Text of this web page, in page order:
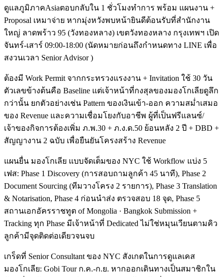
ดูแลภูมิภาคAsiaตอบกลับใน 1 ชั่วโมงทำการ พร้อม แผนงาน +
Proposal เหมาจ่าย หากมุ่งหวังพบหน้ายินดีต้อนรับที่สำนักงาน
ใหญ่ ลาดพร้าว 95 (วังทองหลาง) เขตวังทองหลาง กรุงเทพฯ เปิด
จันทร์-เสาร์ 09:00-18:00 (นัดหมายก่อนถึงกำหนดทาง LINE เพื่อ
สงวนเวลา Senior Advisor )
ต้องมี Work Permit จากกระทรวงแรงงาน + Invitation ใช้ 30 วัน
ตัวเลขข้างต้นคือ Baseline แต่เจ้าหน้าที่กงสุลของมองโกเลียดูลึก
กว่านั้น ยกตัวอย่างเช่น Pattern ของเงินเข้า-ออก ความสม่ำเสมอ
ของ Revenue และความเชื่อมโยงกับอาชีพ ผู้ที่เป็นฟรีแลนซ์/
เจ้าของกิจการต้องเพิ่ม ภ.พ.30 + ภ.ง.ด.50 ย้อนหลัง 2 ปี + DBD +
สัญญางาน 2 ฉบับ เพื่อยืนยันโครงสร้าง Revenue
แผนยื่น มองโกเลีย แบบจัดเต็มของ NYC ใช้ Workflow แบ่ง 5
เฟส: Phase 1 Discovery (การสอบถามลูกค้า 45 นาที), Phase 2
Document Sourcing (ทีมวางโครง 2 รายการ), Phase 3 Translation
& Notarisation, Phase 4 ก่อนนำส่ง ตรวจสอบ 18 จุด, Phase 5
สถานเอกอัครราชทูต of Mongolia · Bangkok Submission +
Tracking ทุก Phase มีเจ้าหน้าที่ Dedicated ไม่ใช่หมุนเวียนตามคิว
ลูกค้ามีจุดติดต่อเดียวจนจบ
เกร็ดที่ Senior Consultant ของ NYC สังเกตในการดูแลเคส
มองโกเลีย: Gobi Tour ก.ค.-ก.ย. หากออกเดินทางเป็นสมาชิกใน